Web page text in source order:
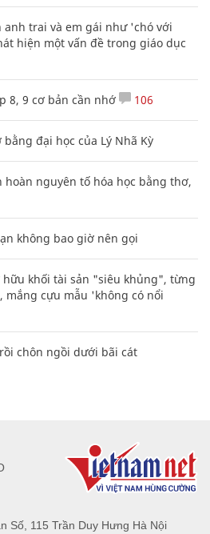
anh trai và em gái như 'chó với
hiện một vấn đề trong giáo dục
8, 9 cơ bản cần nhớ 106
đại học của Lý Nhã Kỳ
hoàn nguyên tố hóa học bằng thơ,
không bao giờ nên gọi
hữu khối tài sản "siêu khủng", từng
mắng cựu mẫu 'không có nổi
chôn ngồi dưới bãi cát
Số, 115 Trần Duy Hưng Hà Nội